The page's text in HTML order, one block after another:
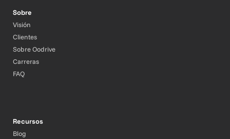
Sobre
Visión
Clientes
Sobre Oodrive
Carreras
FAQ
Recursos
Blog